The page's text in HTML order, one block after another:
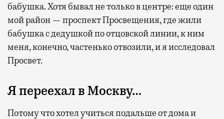
бабушка. Хотя бывал не только в центре: еще один
мой район — проспект Просвещения, где жили
бабушка с дедушкой по отцовской линии, к ним
меня, конечно, частенько отвозили, и я исследовал
Просвет.
Я переехал в Москву…
Потому что хотел учиться подальше от дома и